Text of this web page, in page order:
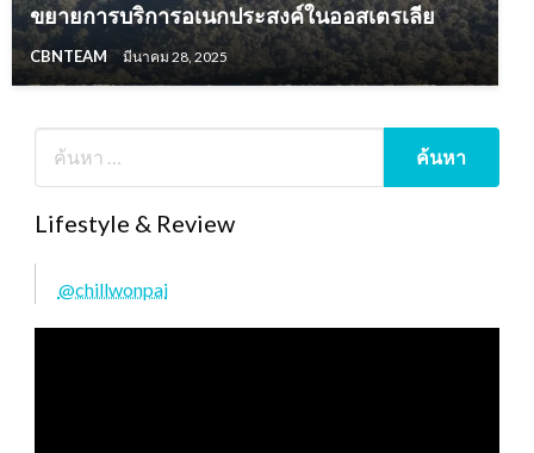
ขยายการบริการอเนกประสงค์ในออสเตรเลีย
CBNTEAM มีนาคม 28, 2025
Lifestyle & Review
@chillwonpai